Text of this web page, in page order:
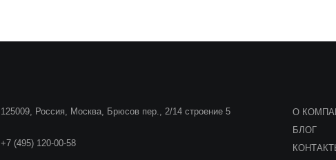
125009, Россия, Москва, Брюсов пер., 2/14 строение 5
+7 (495) 120-00-58
О
БЛОГ